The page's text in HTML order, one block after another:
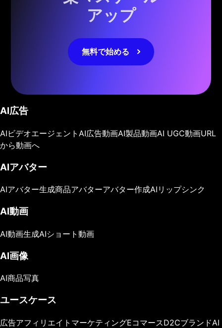
アップ
無料で始める
AI広告
AIビデオエージェント AI広告動画AI製品動画AI UGC動画URL
から動画へ
AIアバター
AIアバター生成商品アバターアバター作成AIリップシンク
AI動画
AI動画生成AIショート動画
AI画像
AI商品写真
ユースケース
広告アフィリエイトマーケティングEコマースD2CブランドAI